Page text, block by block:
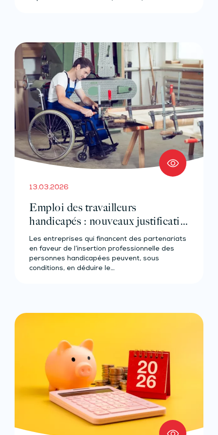
13.03.2026
Emploi des travailleurs
handicapés : nouveaux justificatifs
à fournir
Les entreprises qui financent des partenariats
en faveur de l’insertion professionnelle des
personnes handicapées peuvent, sous
conditions, en déduire le…